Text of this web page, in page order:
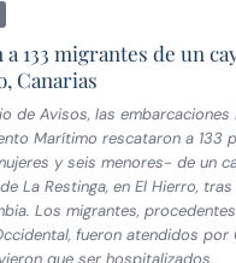
a 133 migrantes de un
Canarias
de Avisos, las embarcaciones
Marítimo rescataron a 133
y seis menores- de un
La Restinga, en El Hierro, tras
Los migrantes,
fueron atendidos por